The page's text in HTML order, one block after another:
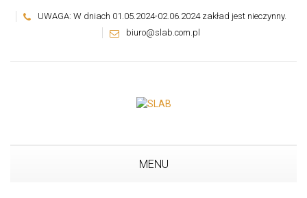
UWAGA: W dniach 01.05.2024-02.06.2024 zakład jest nieczynny.
biuro@slab.com.pl
MENU